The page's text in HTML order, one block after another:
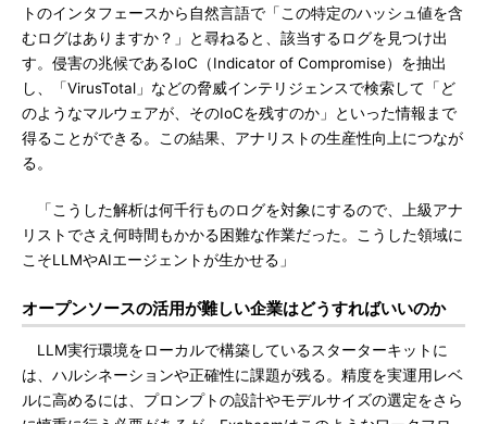
トのインタフェースから自然言語で「この特定のハッシュ値を含
むログはありますか？」と尋ねると、該当するログを見つけ出
す。侵害の兆候であるIoC（Indicator of Compromise）を抽出
し、「VirusTotal」などの脅威インテリジェンスで検索して「ど
のようなマルウェアが、そのIoCを残すのか」といった情報まで
得ることができる。この結果、アナリストの生産性向上につなが
る。
「こうした解析は何千行ものログを対象にするので、上級アナ
リストでさえ何時間もかかる困難な作業だった。こうした領域に
こそLLMやAIエージェントが生かせる」
オープンソースの活用が難しい企業はどうすればいいのか
LLM実行環境をローカルで構築しているスターターキットに
は、ハルシネーションや正確性に課題が残る。精度を実運用レベ
ルに高めるには、プロンプトの設計やモデルサイズの選定をさら